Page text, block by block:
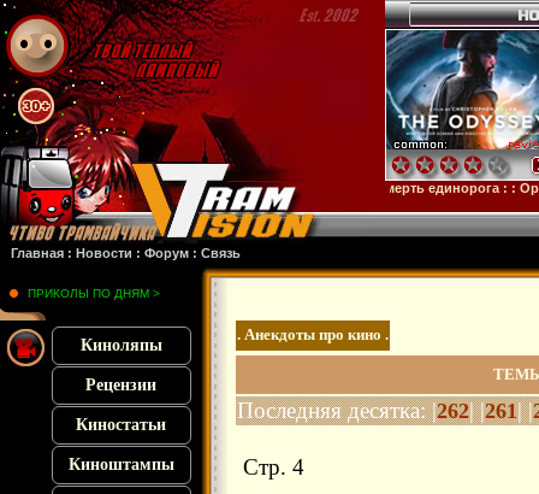
Главная : Новости : Форум : Связь
: :Микки 17: :Субстанция: :28 лет спустя Смерть единорога: :Орудия:
ПРИКОЛЫ ПО ДНЯМ >
Киноляпы
Рецензии
Киностатьи
Киноштампы
. Анекдоты про кино .
Последняя десятка: |262| |261| |
Стр. 4